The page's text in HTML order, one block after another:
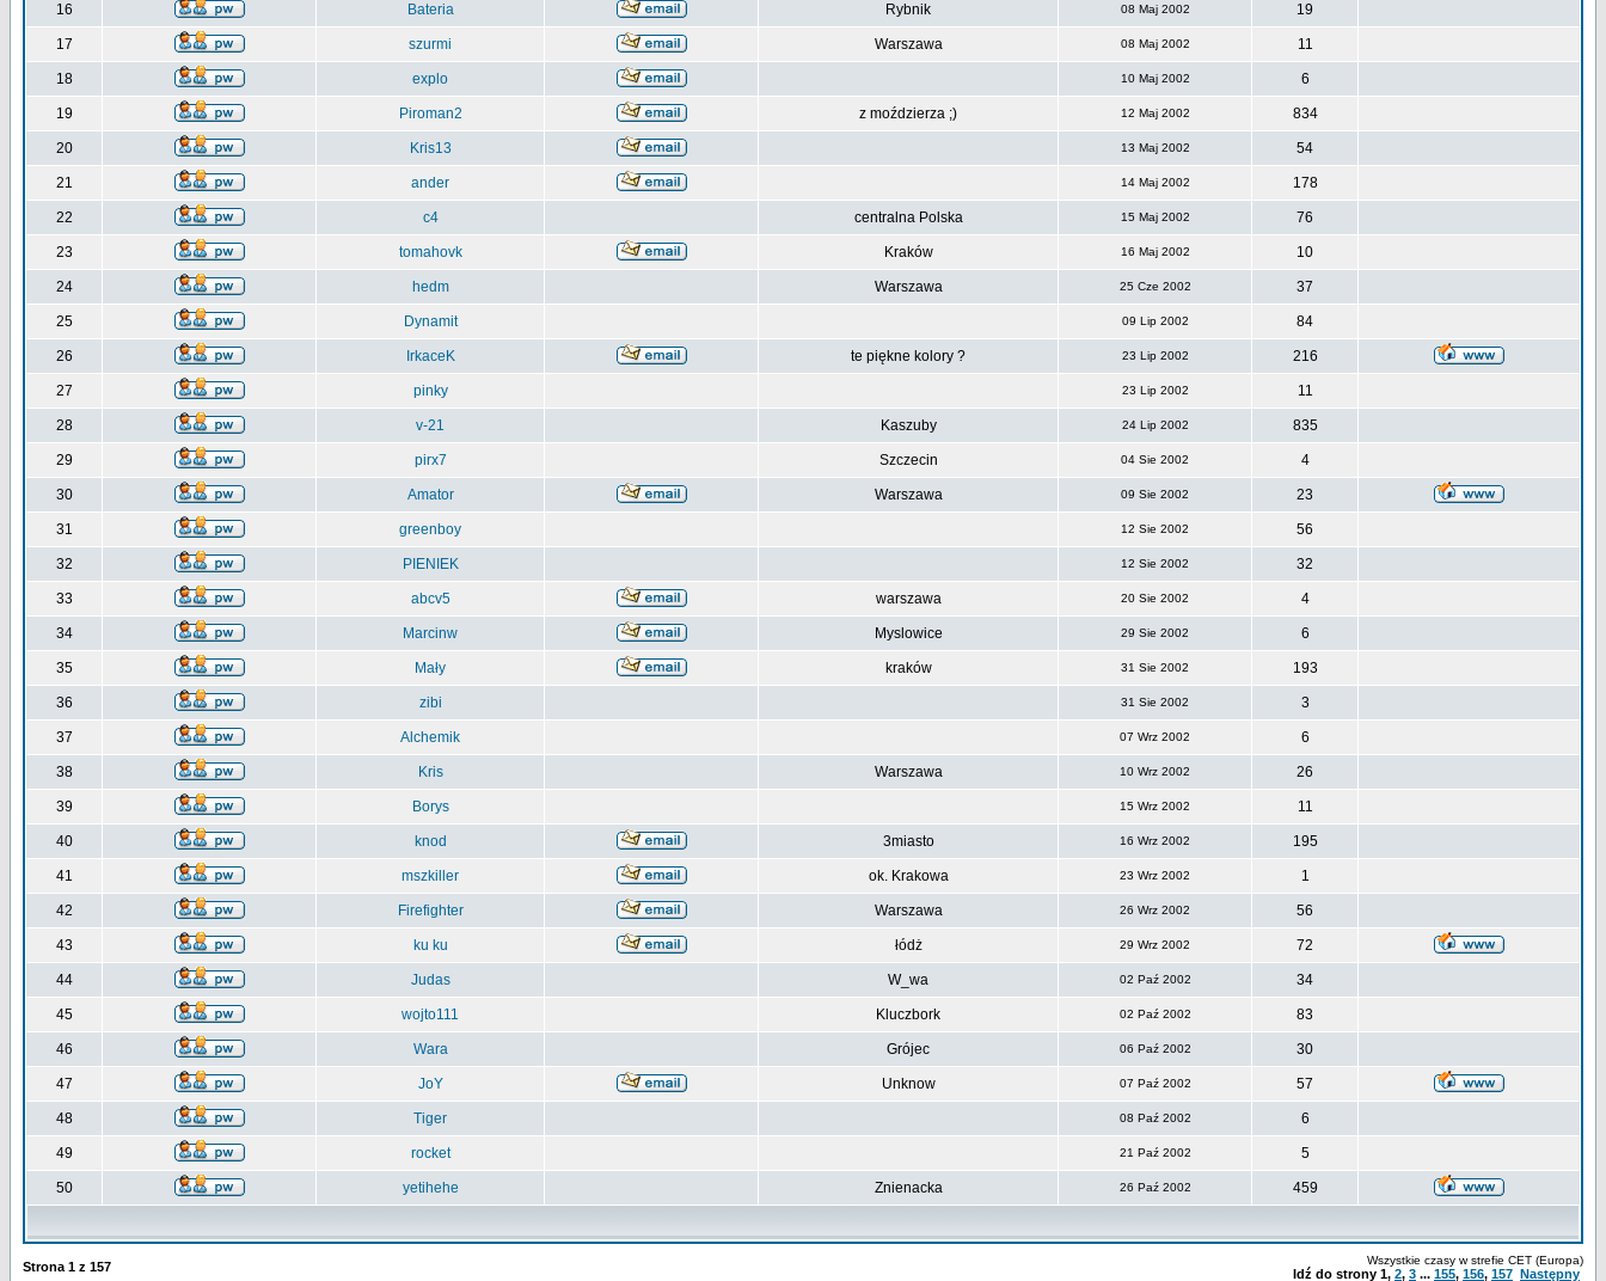
16 Bateria Rybnik 08 Maj 2002 19
17 szurmi Warszawa 08 Maj 2002 11
18 explo 10 Maj 2002 6
19 Piroman2 z moździerza ;) 12 Maj 2002 834
20 Kris13 13 Maj 2002 54
21 ander 14 Maj 2002 178
22 c4 centralna Polska 15 Maj 2002 76
23 tomahovk Kraków 16 Maj 2002 10
24 hedm Warszawa 25 Cze 2002 37
25 Dynamit 09 Lip 2002 84
26 IrkaceK te piękne kolory ? 23 Lip 2002 216
27 pinky 23 Lip 2002 11
28 v-21 Kaszuby 24 Lip 2002 835
29 pirx7 Szczecin 04 Sie 2002 4
30 Amator Warszawa 09 Sie 2002 23
31 greenboy 12 Sie 2002 56
32 PIENIEK 12 Sie 2002 32
33 abcv5 warszawa 20 Sie 2002 4
34 Marcinw Myslowice 29 Sie 2002 6
35 Mały kraków 31 Sie 2002 193
36 zibi 31 Sie 2002 3
37 Alchemik 07 Wrz 2002 6
38 Kris Warszawa 10 Wrz 2002 26
39 Borys 15 Wrz 2002 11
40 knod 3miasto 16 Wrz 2002 195
41 mszkiller ok. Krakowa 23 Wrz 2002 1
42 Firefighter Warszawa 26 Wrz 2002 56
43 ku ku łódż 29 Wrz 2002 72
44 Judas W_wa 02 Paź 2002 34
45 wojto111 Kluczbork 02 Paź 2002 83
46 Wara Grójec 06 Paź 2002 30
47 JoY Unknow 07 Paź 2002 57
48 Tiger 08 Paź 2002 6
49 rocket 21 Paź 2002 5
50 yetihehe Znienacka 26 Paź 2002 459
Strona 1 z 157 Wszystkie czasy w strefie CET (Europa)
Idź do strony 1, 2, 3 ... 155, 156, 157 Następny